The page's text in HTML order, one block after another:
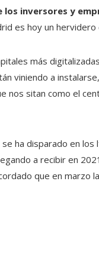
los inversores y
es hoy un
más
viniendo a
nos sitan como el
ha disparado en
a recibir en
que en marzo